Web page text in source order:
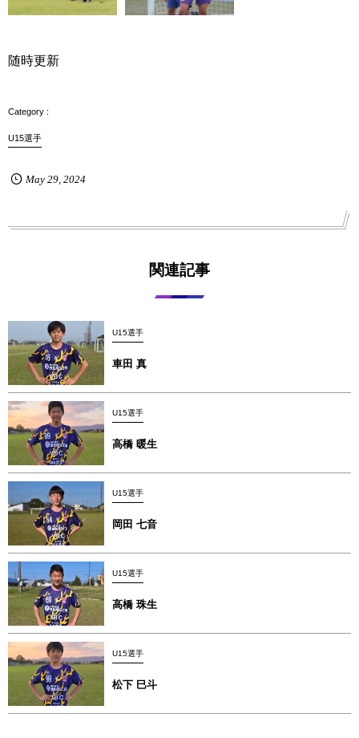
随時更新
U15選手
May 29, 2024
関連記事
U15選手
車田 真
U15選手
高橋 暖生
U15選手
岡田 七音
U15選手
高橋 珠生
U15選手
松下 巳斗